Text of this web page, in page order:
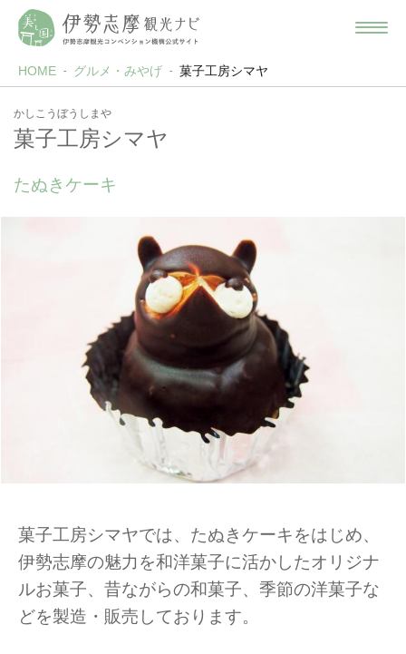
HOME グルメ・みやげ 菓子工房シマヤ
かしこうぼうしまや
菓子工房シマヤ
たぬきケーキ
菓子工房シマヤでは、たぬきケーキをはじめ、
伊勢志摩の魅力を和洋菓子に活かしたオリジナ
ルお菓子、昔ながらの和菓子、季節の洋菓子な
どを製造・販売しております。